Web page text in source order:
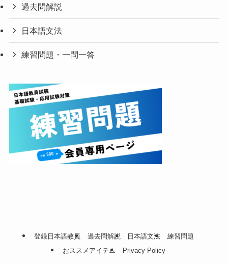
過去問解説
日本語文法
練習問題・一問一答
登録日本語教員 過去問解説 日本語文法
練習問題
おススメアイテム
Privacy Policy